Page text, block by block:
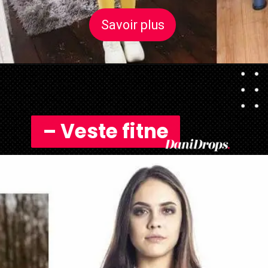
Savoir plus
Savoir plus
– Veste fitne
– Veste fitne